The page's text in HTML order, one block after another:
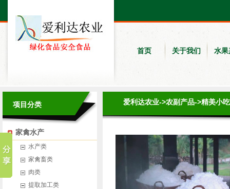
首页 关于我们 水果
项目分类
家禽水产
水产类
家禽畜类
肉类
提取加工类
爱利达农业->农副产品->精美小吃